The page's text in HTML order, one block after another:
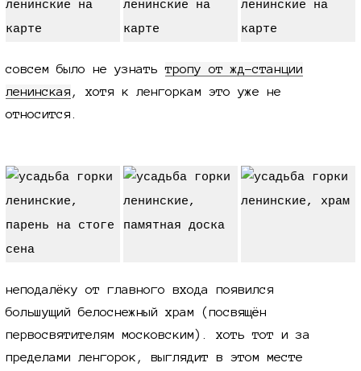
совсем было не узнатьтропу от жд-станции
ленинская , хотя к ленгоркам это уже не
относится.
неподалёку от главного входа появился
большущий белоснежный храм (посвящён
первосвятителям московским). хоть тот и за
пределами ленгорок, выглядит в этом месте